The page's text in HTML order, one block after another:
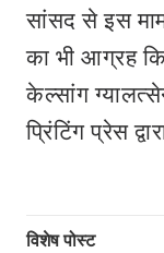
सांसद से इस
का भी आग्रह
केल्सांग
प्रिंटिंग प्रेस
विशेष पोस्ट